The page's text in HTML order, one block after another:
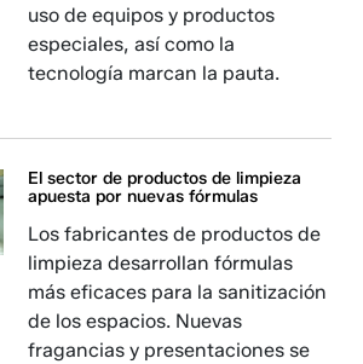
uso de equipos y productos
especiales, así como la
tecnología marcan la pauta.
El sector de productos de limpieza
apuesta por nuevas fórmulas
Los fabricantes de productos de
limpieza desarrollan fórmulas
más eficaces para la sanitización
de los espacios. Nuevas
fragancias y presentaciones se